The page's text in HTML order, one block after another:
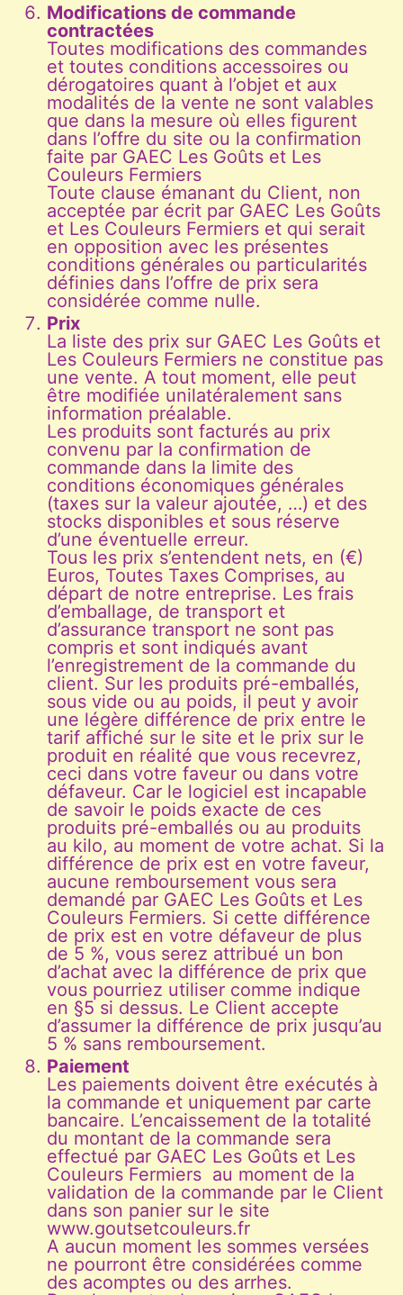
Modifications de commande
contractées
Toutes modifications des commandes
et toutes conditions accessoires ou
dérogatoires quant à l’objet et aux
modalités de la vente ne sont valables
que dans la mesure où elles figurent
dans l’offre du site ou la confirmation
faite par GAEC Les Goûts et Les
Couleurs Fermiers
Toute clause émanant du Client, non
acceptée par écrit par GAEC Les Goûts
et Les Couleurs Fermiers et qui serait
en opposition avec les présentes
conditions générales ou particularités
définies dans l’offre de prix sera
considérée comme nulle.
Prix
La liste des prix sur GAEC Les Goûts et
Les Couleurs Fermiers ne constitue pas
une vente. A tout moment, elle peut
être modifiée unilatéralement sans
information préalable.
Les produits sont facturés au prix
convenu par la confirmation de
commande dans la limite des
conditions économiques générales
(taxes sur la valeur ajoutée, …) et des
stocks disponibles et sous réserve
d’une éventuelle erreur.
Tous les prix s’entendent nets, en (€)
Euros, Toutes Taxes Comprises, au
départ de notre entreprise. Les frais
d’emballage, de transport et
d’assurance transport ne sont pas
compris et sont indiqués avant
l’enregistrement de la commande du
client. Sur les produits pré-emballés,
sous vide ou au poids, il peut y avoir
une légère différence de prix entre le
tarif affiché sur le site et le prix sur le
produit en réalité que vous recevrez,
ceci dans votre faveur ou dans votre
défaveur. Car le logiciel est incapable
de savoir le poids exacte de ces
produits pré-emballés ou au produits
au kilo, au moment de votre achat. Si la
différence de prix est en votre faveur,
aucune remboursement vous sera
demandé par GAEC Les Goûts et Les
Couleurs Fermiers. Si cette différence
de prix est en votre défaveur de plus
de 5 %, vous serez attribué un bon
d’achat avec la différence de prix que
vous pourriez utiliser comme indique
en §5 si dessus. Le Client accepte
d’assumer la différence de prix jusqu’au
5 % sans remboursement.
Paiement
Les paiements doivent être exécutés à
la commande et uniquement par carte
bancaire. L’encaissement de la totalité
du montant de la commande sera
effectué par GAEC Les Goûts et Les
Couleurs Fermiers au moment de la
validation de la commande par le Client
dans son panier sur le site
www.goutsetcouleurs.fr
A aucun moment les sommes versées
ne pourront être considérées comme
des acomptes ou des arrhes.